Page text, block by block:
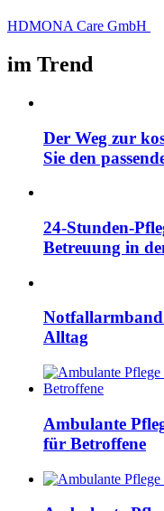
HDMONA Care GmbH
im Trend
Der Weg zur
Sie den
24-Stunden-
Betreuung in
Alltag
Ambulante
für Betroffene